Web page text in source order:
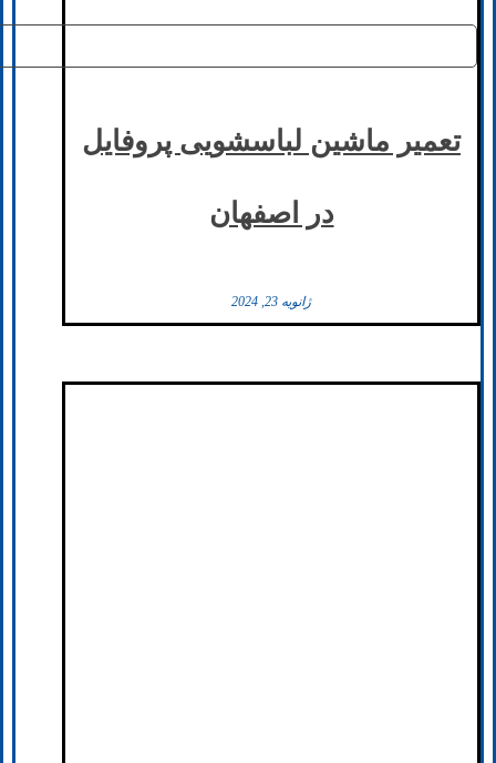
تعمیر ماشین لباسشویی پروفایل
در اصفهان
ژانویه 23, 2024